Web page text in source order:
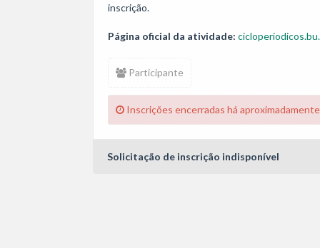
inscrição.
Página oficial da atividade:
Participante
Inscrições encerradas há
Solicitação de inscrição indisponível